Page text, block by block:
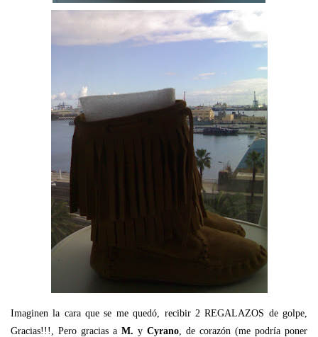
Imaginen la cara que se me quedó, recibir 2 REGALAZOS de golpe,
Gracias!!!, Pero gracias a M. y Cyrano , de corazón (me podría poner